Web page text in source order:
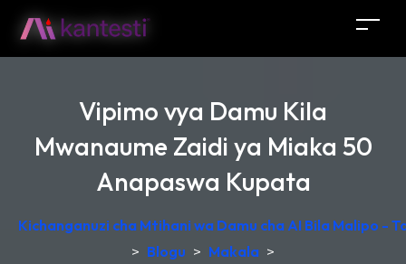
Vipimo vya Damu Kila
Mwanaume Zaidi ya Miaka 50
Anapaswa Kupata
Kichanganuzi cha Mtihani wa Damu cha AI Bila Malipo -
> Blogu > Makala >